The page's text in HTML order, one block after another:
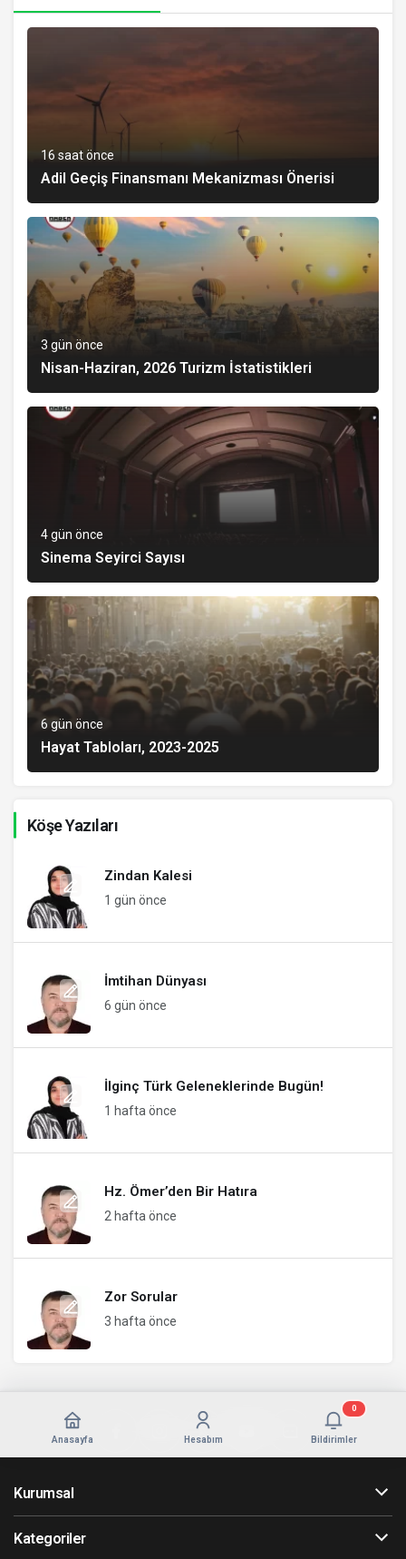
16 saat önce
Adil Geçiş Finansmanı Mekanizması Önerisi
3 gün önce
Nisan-Haziran, 2026 Turizm İstatistikleri
4 gün önce
Sinema Seyirci Sayısı
6 gün önce
Hayat Tabloları, 2023-2025
Köşe Yazıları
Zindan Kalesi
1 gün önce
İmtihan Dünyası
6 gün önce
İlginç Türk Geleneklerinde Bugün!
1 hafta önce
Hz. Ömer’den Bir Hatıra
2 hafta önce
Zor Sorular
3 hafta önce
Anasayfa Hesabım Bildirimler
0
Kurumsal
Kategoriler